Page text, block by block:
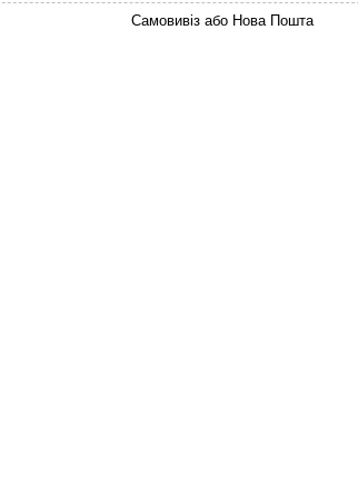
Самовивіз або Нова Пошта